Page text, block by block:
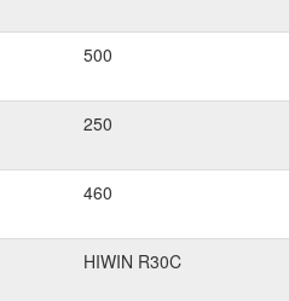
500
250
460
HIWIN R30C